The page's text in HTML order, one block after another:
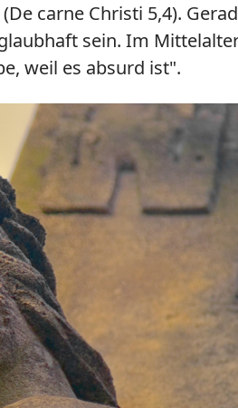
carne Christi 5,4).
sein. Im
weil es absurd ist".